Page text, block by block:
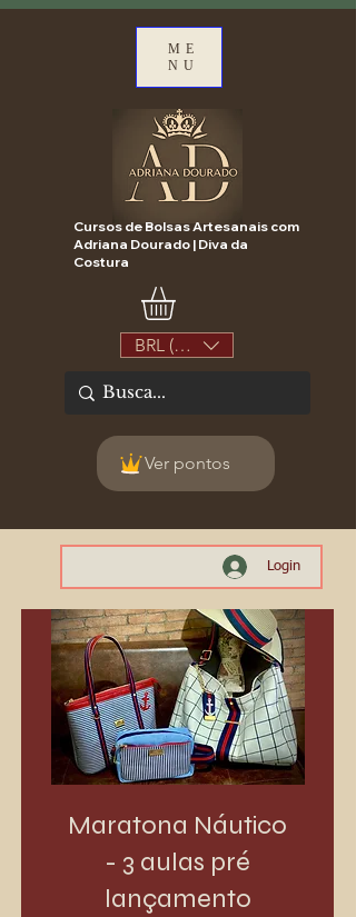
ME
NU
Cursos de Bolsas Artesanais com
Adriana Dourado | Diva da
Costura
BRL (R$)
Ver pontos
Login
Maratona Náutico
- 3 aulas pré
lançamento